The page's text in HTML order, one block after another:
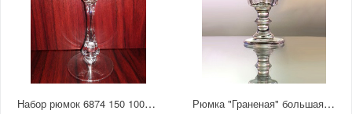
Набор рюмок 6874 150 1000/1 отводка золотом Рюмка "Граненая" большая С568